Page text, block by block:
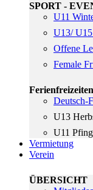
SPORT -
U11
U13/
Offene
Female
Ferienfreizeiten
Deutsch-
U13
U11
Vermietung
Verein
ÜBERSICHT